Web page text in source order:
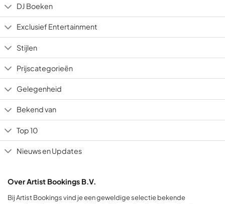
DJ Boeken
Exclusief Entertainment
Stijlen
Prijscategorieën
Gelegenheid
Bekend van
Top 10
Nieuws en Updates
Over Artist Bookings B.V.
Bij Artist Bookings vind je een geweldige selectie bekende